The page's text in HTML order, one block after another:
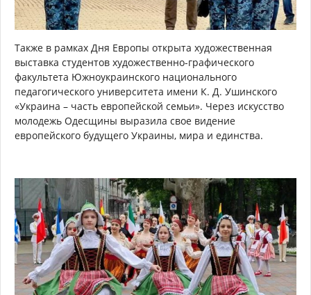
Также в рамках Дня Европы открыта художественная
выставка студентов художественно-графического
факультета Южноукраинского национального
педагогического университета имени К. Д. Ушинского
«Украина – часть европейской семьи». Через искусство
молодежь Одесщины выразила свое видение
европейского будущего Украины, мира и единства.